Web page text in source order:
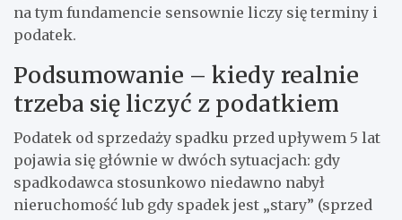
na tym fundamencie sensownie liczy się terminy i
podatek.
Podsumowanie – kiedy realnie
trzeba się liczyć z podatkiem
Podatek od sprzedaży spadku przed upływem 5 lat
pojawia się głównie w dwóch sytuacjach: gdy
spadkodawca stosunkowo niedawno nabył
nieruchomość lub gdy spadek jest „stary” (sprzed